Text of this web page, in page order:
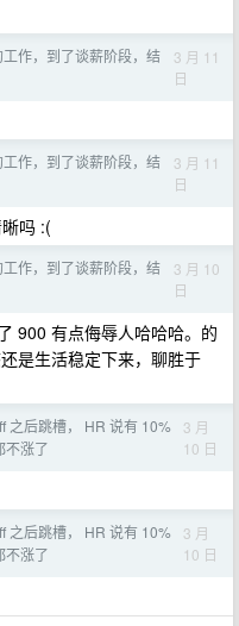
作，到了谈薪阶段，结
3 月 11
日
作，到了谈薪阶段，结
3 月 11
日
吗 :(
作，到了谈薪阶段，结
3 月 10
日
900 有点侮辱人哈哈哈。的
是生活稳定下来，聊胜于
之后跳槽， HR 说有 10%
不涨了
3 月
10 日
之后跳槽， HR 说有 10%
不涨了
3 月
10 日